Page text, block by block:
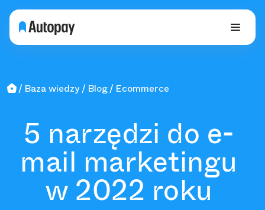
Baza wiedzy Blog Ecommerce
5 narzędzi do e-
mail marketingu
w 2022 roku